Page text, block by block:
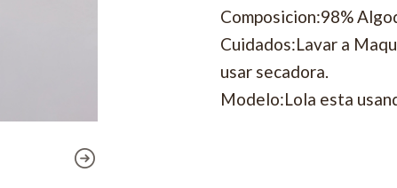
Composicion:98%
Cuidados:Lavar a
usar secadora.
Modelo:Lola esta